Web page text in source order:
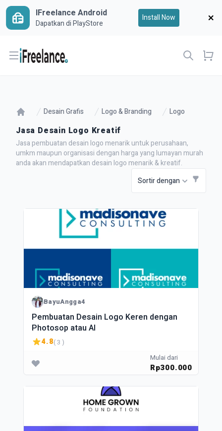
IFreelance Android
Dapatkan di PlayStore
Install Now
Open menu
Desain Grafis Logo & Branding Logo
Jasa Desain Logo Kreatif
Jasa pembuatan desain logo menarik untuk perusahaan,
umkm maupun organisasi dengan harga yang lumayan murah
anda akan mendapatkan desain logo menarik & kreatif.
Sortir dengan
BayuAngga4
Pembuatan Desain Logo Keren dengan
Photosop atau AI
4.8( 3 )
Mulai dari
Rp300.000